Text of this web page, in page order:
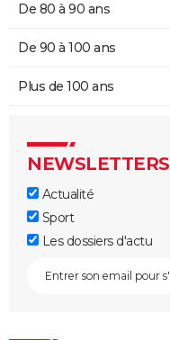
De 80 à 90 ans
De 90 à 100 ans
Plus de 100 ans
NEWSLETTERS
Actualité
Sport
Les dossiers d'actu